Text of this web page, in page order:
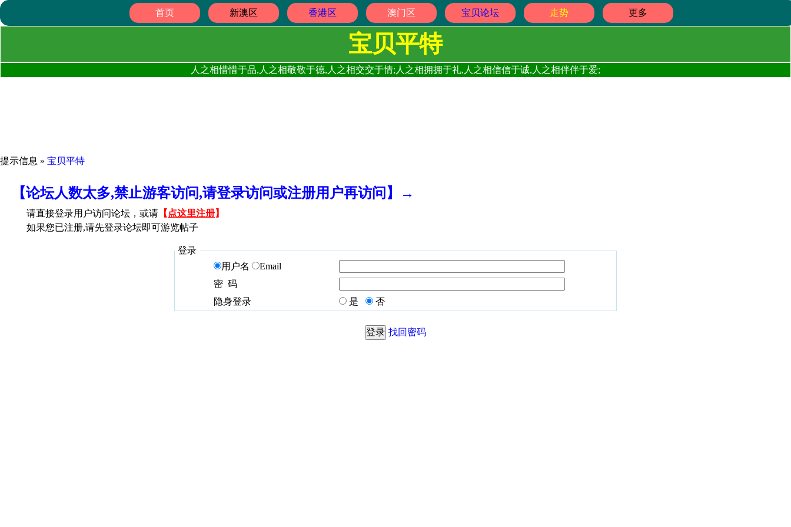
首页 新澳区 香港区 澳门区 宝贝论坛 走势 更多
宝贝平特
人之相惜惜于品,人之相敬敬于德,人之相交交于情;人之相拥拥于礼,人之相信信于诚,人之相伴伴于爱;
提示信息 » 宝贝平特
【论坛人数太多,禁止游客访问,请登录访问或注册用户再访问】→
请直接登录用户访问论坛，或请 【 点这里注册】
如果您已注册,请先登录论坛即可游览帖子
登录
用户名
Email
密 码
隐身登录
是 否
找回密码